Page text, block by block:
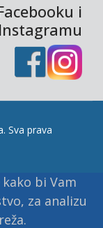
i
Instagramu
Sva prava
bi Vam
za analizu